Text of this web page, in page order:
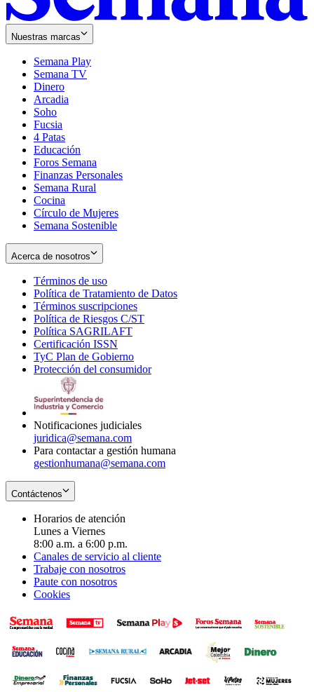
Nuestras marcas
Semana Play
Semana TV
Dinero
Arcadia
Soho
in
new
window
Fucsia
in
new
window
4 Patas
Educación
Foros Semana
Finanzas Personales
Semana Rural
Cocina
Círculo de Mujeres
Semana Sostenible
Acerca de nosotros
Términos de uso
in
new
window
Política de Tratamiento de Datos
Términos suscripciones
in
Política de Riesgos C/ST
Política SAGRILAFT
new
window
Certificación ISSN
in
new
TyC Plan de Gobierno
in
Protección del consumidorOpens
Notificaciones judiciales
juridica@semana.com
Para contactar a gestión humana
gestionhumana@semana.com
Contáctenos
Horarios de atención
Lunes a Viernes
8:00 a.m. a 6:00 p.m.
Canales de servicio al cliente
Trabaje con nosotros
Paute con nosotros
Cookies